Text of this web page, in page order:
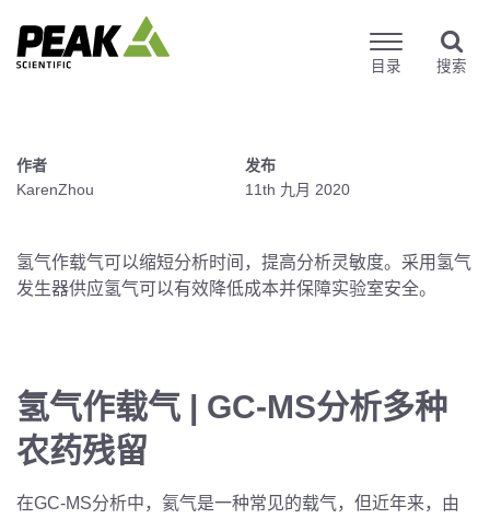
目录 搜索
作者
KarenZhou
发布
11th 九月 2020
氢气作载气可以缩短分析时间，提高分析灵敏度。采用氢气
发生器供应氢气可以有效降低成本并保障实验室安全。
氢气作载气 | GC-MS分析多种
农药残留
在GC-MS分析中，氦气是一种常见的载气，但近年来，由